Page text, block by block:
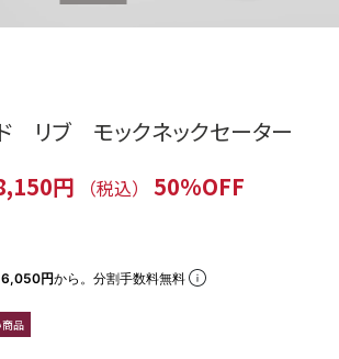
リブ モックネックセーター
円 （税込）
50%OFF
6,050円から。分割手数料無料
品